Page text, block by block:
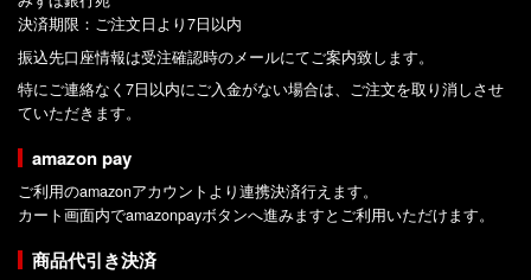
決済期限：ご注文日より7日以内
振込先口座情報は受注確認時のメールにてご案内致します。
特にご連絡なく7日以内にご入金がない場合は、ご注文を取り消しさせ
ていただきます。
amazon pay
ご利用のamazonアカウントより連携決済行えます。
カート画面内でamazonpayボタンへ進みますとご利用いただけます。
商品代引き決済